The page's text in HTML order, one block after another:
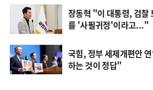
장동혁 "이 대통령, 검찰
를 '사필귀정'이라고..."
국힘, 정부 세제개편안
하는 것이 정답"